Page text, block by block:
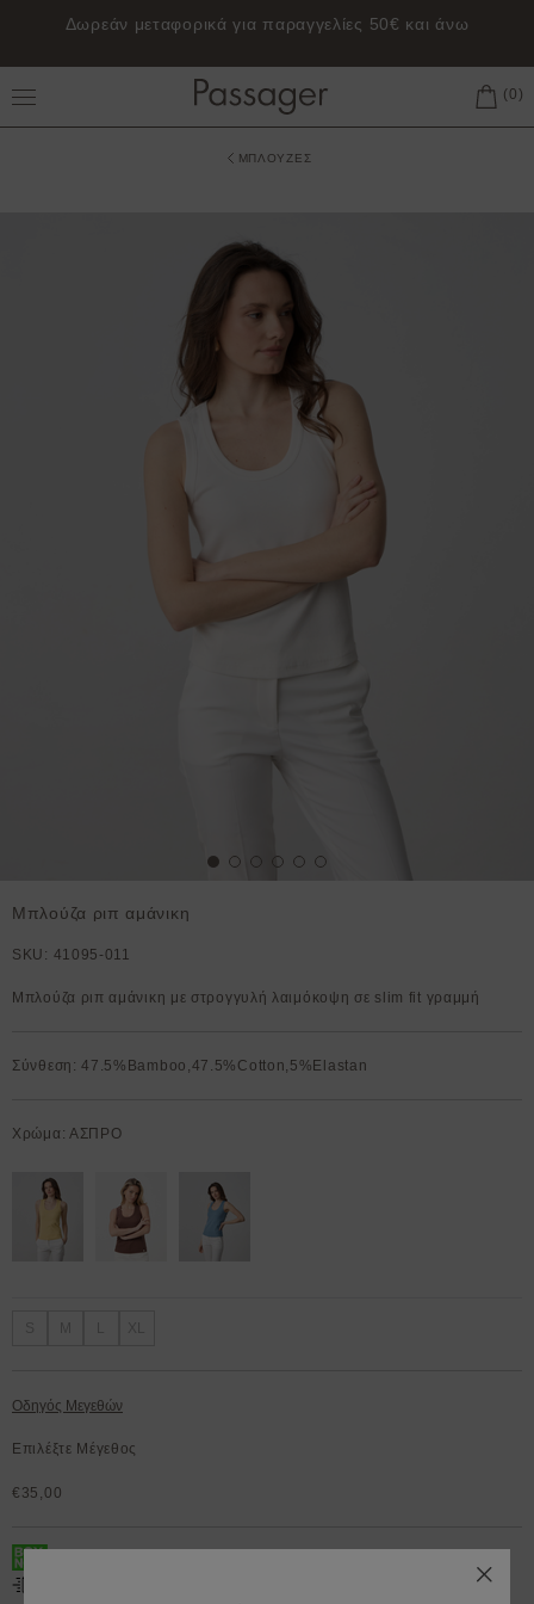
Δωρεάν μεταφορικά για παραγγελίες 50€ και άνω
Toggle Main Menu
ΜΠΛΟΥΖΕΣ
Μπλούζα ριπ αμάνικη
SKU: 41095-011
Μπλούζα ριπ αμάνικη με στρογγυλή λαιμόκοψη σε slim fit γραμμή
Σύνθεση: 47.5%Bamboo,47.5%Cotton,5%Elastan
Χρώμα: ΑΣΠΡΟ
Οδηγός Μεγεθών
Επιλέξτε Μέγεθος
€35,00